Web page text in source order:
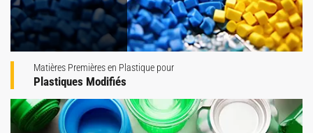
Matières Premières en Plastique pour
Plastiques Modifiés